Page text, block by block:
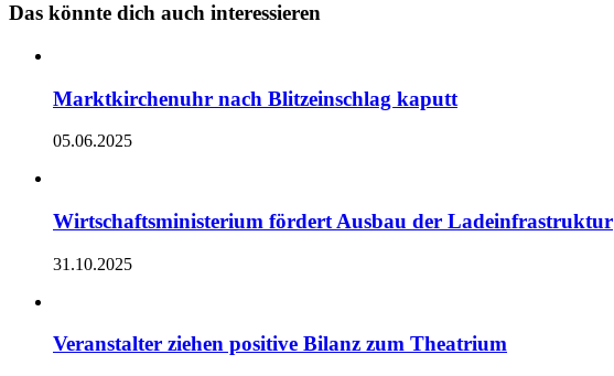
Das könnte dich auch interessieren
Marktkirchenuhr nach Blitzeinschlag kaputt
05.06.2025
Wirtschaftsministerium fördert Ausbau der Ladeinfrastruktur
31.10.2025
Veranstalter ziehen positive Bilanz zum Theatrium